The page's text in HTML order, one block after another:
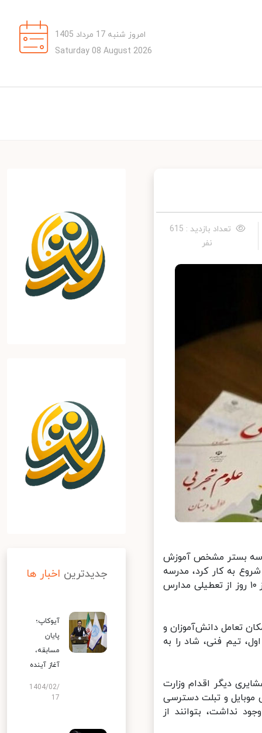
امروز شنبه 17 مرداد 1405
Saturday 08 August 2026
تعداد بازدید : 615
نفر
سه بستر مشخص آموزش‌
به کار کرد، مدرسه
تلویزیونی ایران بود که با همکاری صدا و سیما به ویژه شبکه آموزش کمتر از ۱۰ روز از تعطیلی مدارس
تعامل دانش‌آموزان و
تیم فنی، شاد را به
دیگر اقدام وزارت
و تبلت دسترسی
نداشت، بتوانند از
جدیدترین اخبار ها
آیوکاپ؛
پایان
مسابقه،
آغاز آینده
1404/02/
17